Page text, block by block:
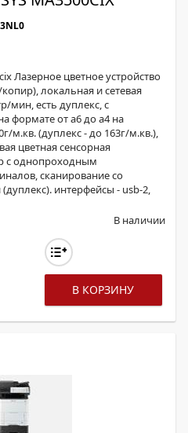
Лазерное цветное устройство
локальная и сетевая
мин, есть дуплекс, с
формате от а6 до а4 на
м.кв. (дуплекс - до 163г/м.кв.),
цветная сенсорная
с однопроходным
сканирование со
интерфейсы - usb-2,
В наличии
В КОРЗИНУ